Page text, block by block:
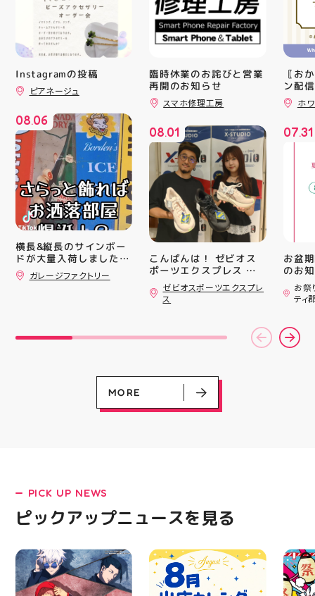
LATEST!
Instagramの投稿
ピアネージュ
08.06
横長&縦長のサインボー
ドが大量入荷しました！
さらっと飾ればあっとい
う間にお洒落空間爆誕️‍️‍️‍
ージファクトリー”へ遊
ガレージファクトリー
臨時休業のお詫びと営業
再開のお知らせ
スマホ修理工房
08.01
こんばんは！ ゼビオス
ポーツエクスプレス ア
ティ郡山です🦭 ・ ★本
日のラジオ★は アシッ
クスからランニングシュ
6」の紹介でした ・ 特
徴としては ☆軽量かつ
搭載し、推進力を向上さ
せました！
☆ASICSGRIPを前足部に
追加し、グリップ力を向
をカジュアルに走りたい
方や仕事履き、夏のお出
のクッションシューズに
なっています 人気ラン
ニングシューズの最新作
になります！ ・ 気にな
ゼビオスポーツエクスプレ
ス
〖お
ン配
ッパ
￥
ーポ
ース
です
りの
ので
キャ
#歯の
ホ
07.31
お盆
のお知らせ
用い
ざい
(水)
いたしま
22:00
はプ
から
━━━━
お祭
ティ
MORE
PICK UP NEWS
ピックアップニュースを見る